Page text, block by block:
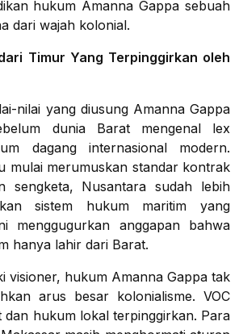
hukum Amanna Gappa sebuah
dari wajah kolonial.
Timur Yang Terpinggirkan oleh
nilai yang diusung Amanna Gappa
dunia Barat mengenal lex
dagang internasional modern.
mulai merumuskan standar kontrak
sengketa, Nusantara sudah lebih
sistem hukum maritim yang
menggugurkan anggapan bahwa
hanya lahir dari Barat.
visioner, hukum Amanna Gappa tak
arus besar kolonialisme. VOC
dan hukum lokal terpinggirkan. Para